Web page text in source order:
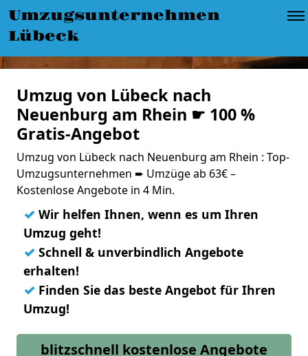
Umzugsunternehmen
Lübeck
Umzug von Lübeck nach
Neuenburg am Rhein ☛ 100 %
Gratis-Angebot
Umzug von Lübeck nach Neuenburg am Rhein : Top-
Umzugsunternehmen ➨ Umzüge ab 63€ –
Kostenlose Angebote in 4 Min.
✓ Wir helfen Ihnen, wenn es um Ihren
Umzug geht!
✓ Schnell & unverbindlich Angebote
erhalten!
✓ Finden Sie das beste Angebot für Ihren
Umzug!
blitzschnell kostenlose Angebote